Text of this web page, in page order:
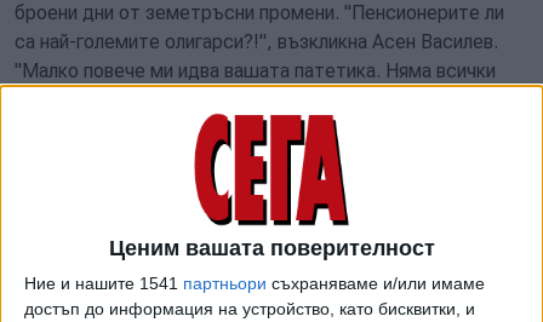
Ценим вашата поверителност
Ние и нашите 1541 партньори съхраняваме и/или имаме
достъп до информация на устройство, като бисквитки, и
броени дни от земетръсни промени. "Пенсионерите ли
са най-големите олигарси?!", възкликна Асен Василев.
"Малко повече ми идва вашата патетика. Няма всички
Константин Проданов. Тази реплика не стана по-красива
от упоритото натякване, че
ПБ прави големи бюджетни саможертви,